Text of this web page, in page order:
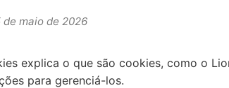
maio de 2026
explica o que são cookies, como o
para gerenciá-los.